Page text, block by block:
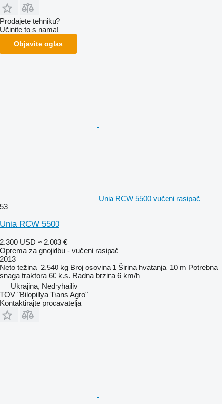
Prodajete tehniku?
Učinite to s nama!
Objavite oglas
Unia RCW 5500 vučeni rasipač
53
Unia RCW 5500
2.300 USD ≈ 2.003 €
Oprema za gnojidbu - vučeni rasipač
2013
Neto težina 2.540 kg Broj osovina 1 Širina hvatanja 10 m Potrebna
snaga traktora 60 k.s. Radna brzina 6 km/h
Ukrajina, Nedryhailiv
TOV "Bilopillya Trans Agro"
Kontaktirajte prodavatelja